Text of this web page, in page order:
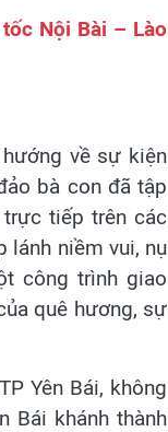
Nội Bài – Lào
về sự kiện
bà con đã tập
trực tiếp trên các
lánh niềm vui, nụ
công trình giao
quê hương, sự
Yên Bái, không
Bái khánh thành